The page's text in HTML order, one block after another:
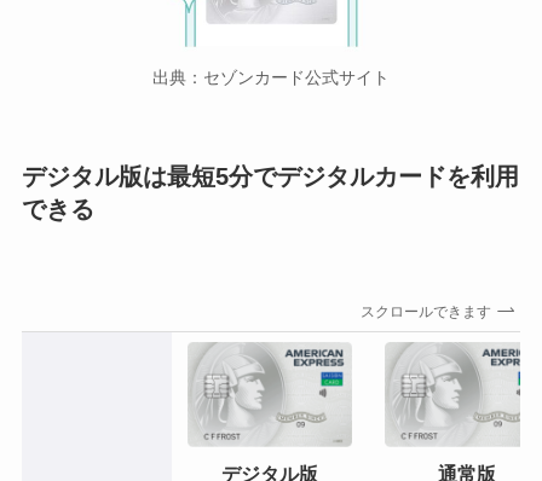
出典：セゾンカード公式サイト
デジタル版は最短5分でデジタルカードを利用
できる
スクロールできます
デジタル版 通常版